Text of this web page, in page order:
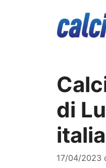
di
17/04/2023